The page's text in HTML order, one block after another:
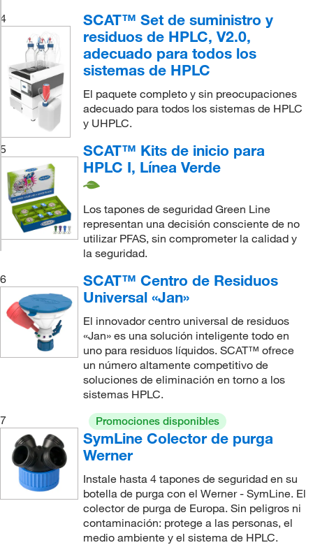
4
SCAT™ Set de suministro y
residuos de HPLC, V2.0,
adecuado para todos los
sistemas de HPLC
El paquete completo y sin preocupaciones
adecuado para todos los sistemas de HPLC
y UHPLC.
5
SCAT™ Kits de inicio para
HPLC I, Línea Verde
Los tapones de seguridad Green Line
representan una decisión consciente de no
utilizar PFAS, sin comprometer la calidad y
la seguridad.
6
SCAT™ Centro de Residuos
Universal «Jan»
El innovador centro universal de residuos
«Jan» es una solución inteligente todo en
uno para residuos líquidos. SCAT™ ofrece
un número altamente competitivo de
soluciones de eliminación en torno a los
sistemas HPLC.
7
Promociones disponibles
SymLine Colector de purga
Werner
Instale hasta 4 tapones de seguridad en su
botella de purga con el Werner - SymLine. El
colector de purga de Europa. Sin peligros ni
contaminación: protege a las personas, el
medio ambiente y el sistema de HPLC.